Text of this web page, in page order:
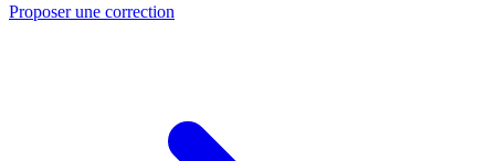
Proposer une correction